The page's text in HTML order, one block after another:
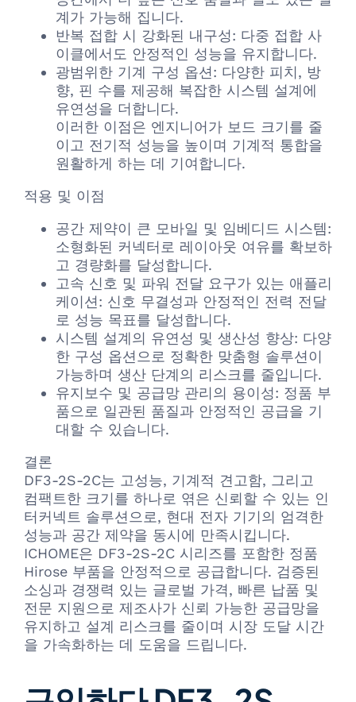
계가 가능해 집니다.
반복 접합 시 강화된 내구성: 다중 접합 사
이클에서도 안정적인 성능을 유지합니다.
광범위한 기계 구성 옵션: 다양한 피치, 방
향, 핀 수를 제공해 복잡한 시스템 설계에
유연성을 더합니다.
이러한 이점은 엔지니어가 보드 크기를 줄
이고 전기적 성능을 높이며 기계적 통합을
원활하게 하는 데 기여합니다.
적용 및 이점
공간 제약이 큰 모바일 및 임베디드 시스템:
소형화된 커넥터로 레이아웃 여유를 확보하
고 경량화를 달성합니다.
고속 신호 및 파워 전달 요구가 있는 애플리
케이션: 신호 무결성과 안정적인 전력 전달
로 성능 목표를 달성합니다.
시스템 설계의 유연성 및 생산성 향상: 다양
한 구성 옵션으로 정확한 맞춤형 솔루션이
가능하며 생산 단계의 리스크를 줄입니다.
유지보수 및 공급망 관리의 용이성: 정품 부
품으로 일관된 품질과 안정적인 공급을 기
대할 수 있습니다.
결론
DF3-2S-2C는 고성능, 기계적 견고함, 그리고
컴팩트한 크기를 하나로 엮은 신뢰할 수 있는 인
터커넥트 솔루션으로, 현대 전자 기기의 엄격한
성능과 공간 제약을 동시에 만족시킵니다.
ICHOME은 DF3-2S-2C 시리즈를 포함한 정품
Hirose 부품을 안정적으로 공급합니다. 검증된
소싱과 경쟁력 있는 글로벌 가격, 빠른 납품 및
전문 지원으로 제조사가 신뢰 가능한 공급망을
유지하고 설계 리스크를 줄이며 시장 도달 시간
을 가속화하는 데 도움을 드립니다.